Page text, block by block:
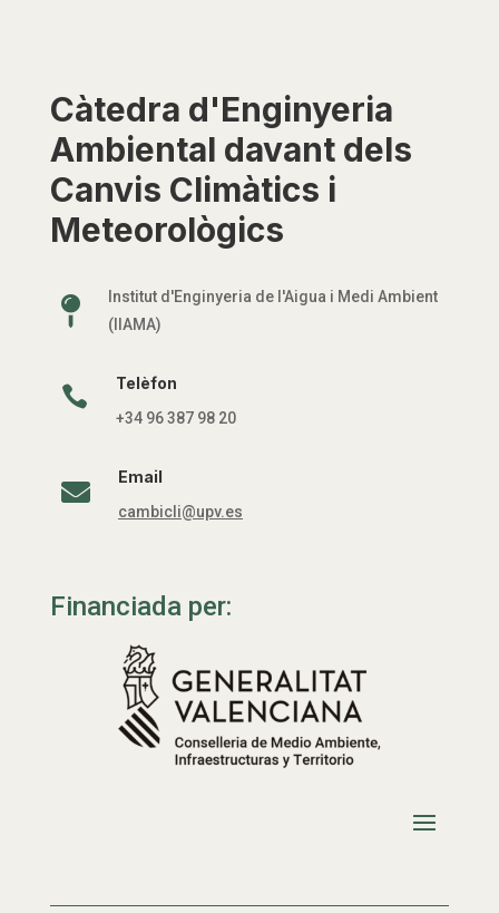
Càtedra d'Enginyeria
Ambiental davant dels
Canvis Climàtics i
Meteorològics

Institut d'Enginyeria de l'Aigua i Medi Ambient
(IIAMA)
 Telèfon
+34 96 387 98 20

Email
cambicli@upv.es
Financiada per: